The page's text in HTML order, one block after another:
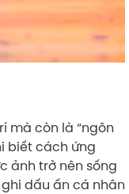
mà còn là “ngôn
biết cách ứng
ảnh trở nên sống
dấu ấn cá nhân